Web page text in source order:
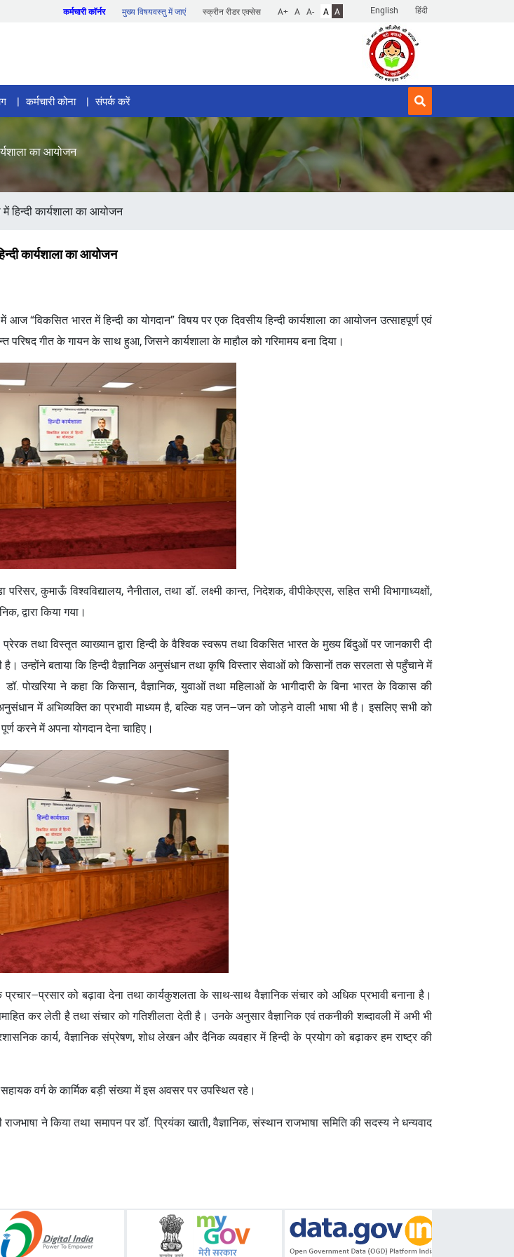
English हिंदी
कर्मचारी कॉर्नर मुख्य विषयवस्तु में जाएं स्क्रीन रीडर एक्सेस A+ A A- A A
कर्मचारी कोना संपर्क करें
का आयोजन
हिन्दी कार्यशाला का आयोजन
कार्यशाला का आयोजन
“विकसित भारत में हिन्दी का योगदान” विषय पर एक दिवसीय हिन्दी कार्यशाला का आयोजन उत्साहपूर्ण एवं
परिषद गीत के गायन के साथ हुआ, जिसने कार्यशाला के माहौल को गरिमामय बना दिया।
कुमाऊँ विश्वविद्यालय, नैनीताल, तथा डॉ. लक्ष्मी कान्त, निदेशक, वीपीकेएएस, सहित सभी विभागाध्यक्षों,
द्वारा किया गया।
तथा विस्तृत व्याख्यान द्वारा हिन्दी के वैश्विक स्वरूप तथा विकसित भारत के मुख्य बिंदुओं पर जानकारी दी
उन्होंने बताया कि हिन्दी वैज्ञानिक अनुसंधान तथा कृषि विस्तार सेवाओं को किसानों तक सरलता से पहुँचाने में
पोखरिया ने कहा कि किसान, वैज्ञानिक, युवाओं तथा महिलाओं के भागीदारी के बिना भारत के विकास की
में अभिव्यक्ति का प्रभावी माध्यम है, बल्कि यह जन–जन को जोड़ने वाली भाषा भी है। इसलिए सभी को
करने में अपना योगदान देना चाहिए।
को बढ़ावा देना तथा कार्यकुशलता के साथ-साथ वैज्ञानिक संचार को अधिक प्रभावी बनाना है।
कर लेती है तथा संचार को गतिशीलता देती है। उनके अनुसार वैज्ञानिक एवं तकनीकी शब्‍दावली में अभी भी
कार्य, वैज्ञानिक संप्रेषण, शोध लेखन और दैनिक व्यवहार में हिन्दी के प्रयोग को बढ़ाकर हम राष्ट्र की
सहायक वर्ग के कार्मिक बड़ी संख्या में इस अवसर पर उपस्थित रहे।
ने किया तथा समापन पर डॉ. प्रियंका खाती, वैज्ञानिक, संस्थान राजभाषा समिति की सदस्य ने धन्यवाद